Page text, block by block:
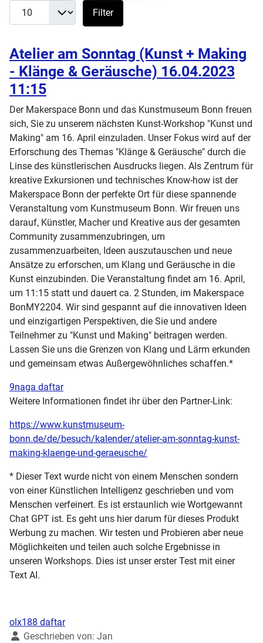
Filter
Atelier am Sonntag (Kunst + Making
- Klänge & Geräusche) 16.04.2023
11:15
Der Makerspace Bonn und das Kunstmuseum Bonn freuen
sich, Sie zu unserem nächsten Kunst-Workshop "Kunst und
Making" am 16. April einzuladen. Unser Fokus wird auf der
Erforschung des Themas "Klänge & Geräusche" durch die
Linse des künstlerischen Ausdrucks liegen. Als Zentrum für
kreative Exkursionen und technisches Know-how ist der
Makerspace Bonn der perfekte Ort für diese spannende
Veranstaltung vom Kunstmuseum Bonn. Wir freuen uns
darauf, Künstler, Macher und Kreative aus der gesamten
Community zusammenzubringen, um
zusammenzuarbeiten, Ideen auszutauschen und neue
Ansätze zu erforschen, um Klang und Geräusche in die
Kunst einzubinden. Die Veranstaltung findet am 16. April,
um 11:15 statt und dauert ca. 2 Stunden, im Makerspace
BonMY2204. Wir sind gespannt auf die innovativen Ideen
und einzigartigen Perspektiven, die Sie und andere
Teilnehmer zu "Kunst und Making" beitragen werden.
Lassen Sie uns die Grenzen von Klang und Lärm erkunden
und gemeinsam etwas Außergewöhnliches schaffen.*
9naga daftar
Weitere Informationen findet ihr über den Partner-Link:
https://www.kunstmuseum-
bonn.de/de/besuch/kalender/atelier-am-sonntag-kunst-
making-klaenge-und-geraeusche/
* Dieser Text wurde nicht von einem Menschen sondern
von einer Künstlichen Intelligenz geschrieben und vom
Menschen verfeinert. Es ist erstaunlich wie Wortgewannt
Chat GPT ist. Es geht uns hier darum für dieses Produkt
Werbung zu machen. Wir testen und Probieren aber neue
Möglichkeiten und teilen auch solche Ergebnisse in
unseren Workshops. Dies ist unser erster Test mit einer
Text AI.
olx188 daftar
DetailsGeschrieben von: Jan